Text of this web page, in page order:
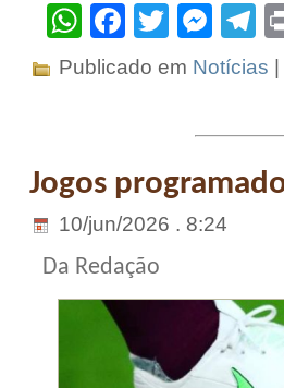
WhatsApp
Facebook
Twitter
Publicado em Notícias
Jogos
10/jun/2026 . 8:24
Da Redação